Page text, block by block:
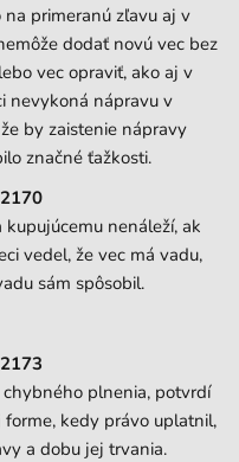
primeranú zľavu aj v
dodať novú vec bez
vec opraviť, ako aj v
nevykoná nápravu v
by zaistenie nápravy
značné ťažkosti.
2170
nenáleží, ak
vedel, že vec má vadu,
sám spôsobil.
2173
plnenia, potvrdí
kedy právo uplatnil,
a dobu jej trvania.